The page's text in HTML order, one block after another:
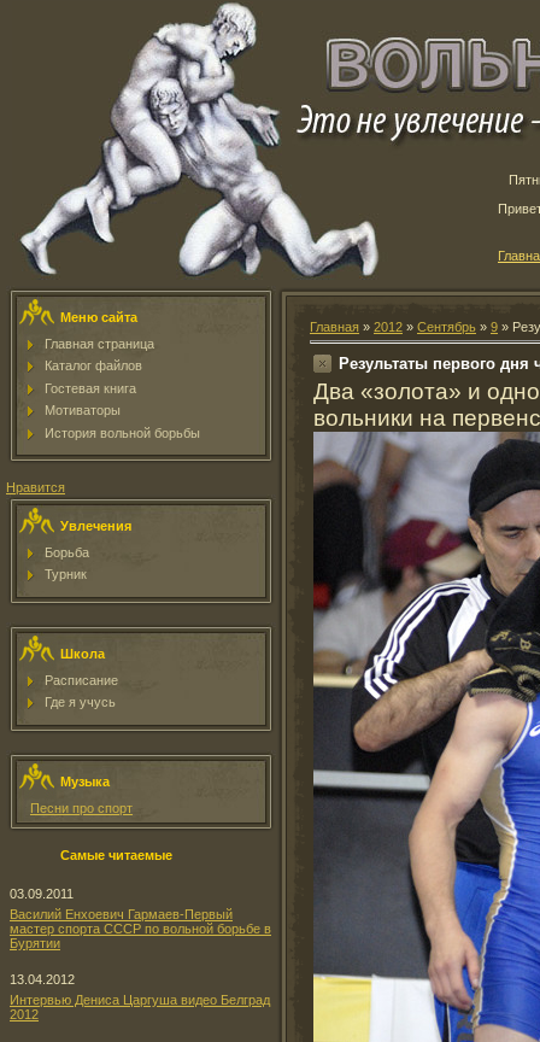
Меню сайта
Главная страница
Каталог файлов
Гостевая книга
Мотиваторы
История вольной борьбы
Нравится
Увлечения
Борьба
Турник
Школа
Расписание
Где я учусь
Музыка
Песни про спорт
Самые читаемые
03.09.2011
Василий Енхоевич Гармаев-Первый
мастер спорта СССР по вольной борьбе в
Бурятии
13.04.2012
Интервью Дениса Царгуша видео Белград
2012
Главная » 2012 » Сентябрь » 9 »
Результаты первого
Два «золота» и
вольники на